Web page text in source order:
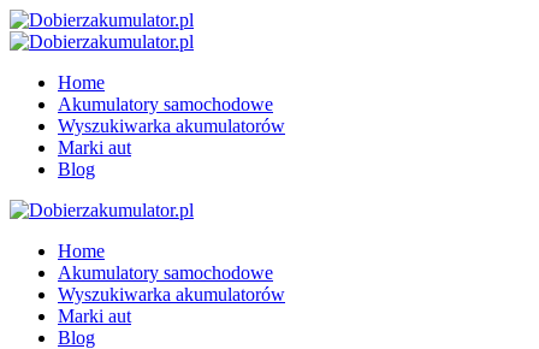
Home
Akumulatory samochodowe
Wyszukiwarka akumulatorów
Marki aut
Blog
Home
Akumulatory samochodowe
Wyszukiwarka akumulatorów
Marki aut
Blog